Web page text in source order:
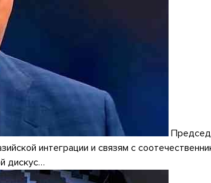
интеграции и связям с
дискус…